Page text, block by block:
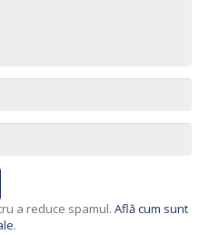
a reduce spamul. Află cum sunt
.